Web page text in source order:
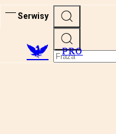
Serwisy
PRO